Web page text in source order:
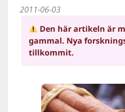
2011-06-03
Den här artikeln är
gammal. Nya
tillkommit.